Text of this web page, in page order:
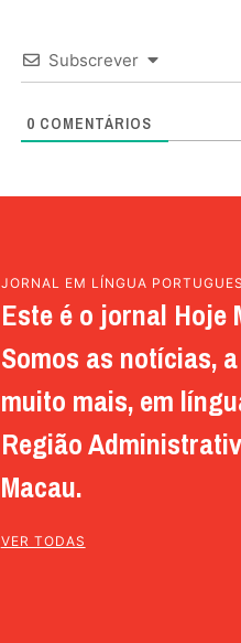
Subscrever
0 COMENTÁRIOS
JORNAL EM LÍNGUA
Este é o jornal Hoje
Somos as notícias,
muito mais, em
Região
Macau.
VER TODAS